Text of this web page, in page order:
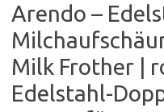
Arendo –
Milk Frother |
Edelstahl-